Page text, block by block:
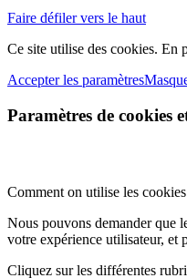
Faire défiler vers le haut
Ce site utilise des cookies. En
Accepter les paramètres
Paramètres de cookies
Comment on utilise les cookies
Nous pouvons demander que
votre expérience utilisateur, et
Cliquez sur les différentes